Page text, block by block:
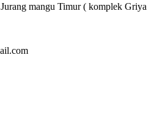
mangu Timur ( komplek Griya